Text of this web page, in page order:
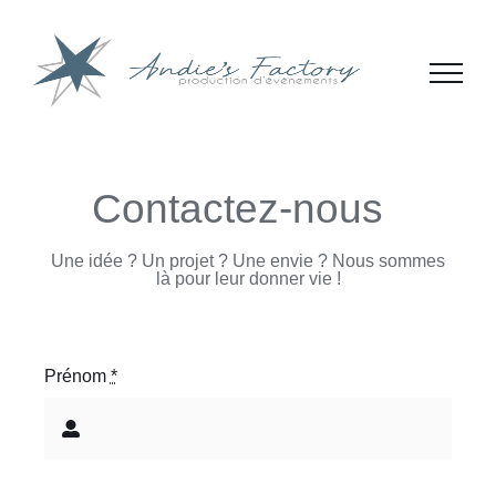
contenu
Contactez-nous
Une idée ? Un projet ? Une envie ? Nous sommes
là pour leur donner vie !
Prénom *